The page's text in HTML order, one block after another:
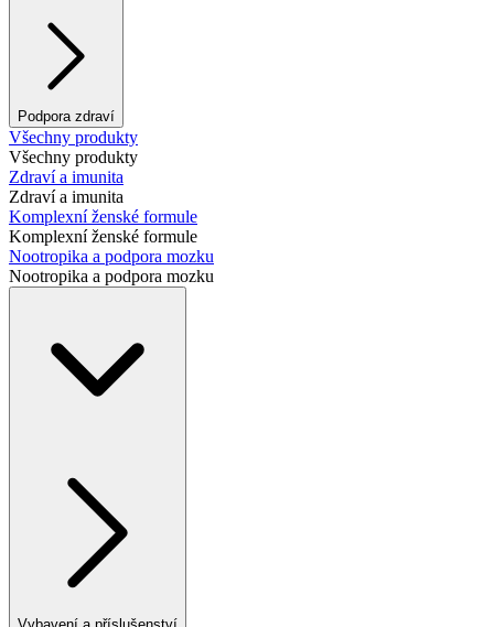
Podpora zdraví
Všechny produkty
Všechny produkty
Zdraví a imunita
Zdraví a imunita
Komplexní ženské formule
Komplexní ženské formule
Nootropika a podpora mozku
Nootropika a podpora mozku